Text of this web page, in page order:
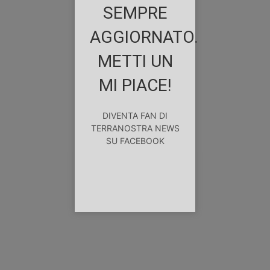
SEMPRE
AGGIORNATO.
METTI UN
MI PIACE!
DIVENTA FAN DI
TERRANOSTRA NEWS
SU FACEBOOK